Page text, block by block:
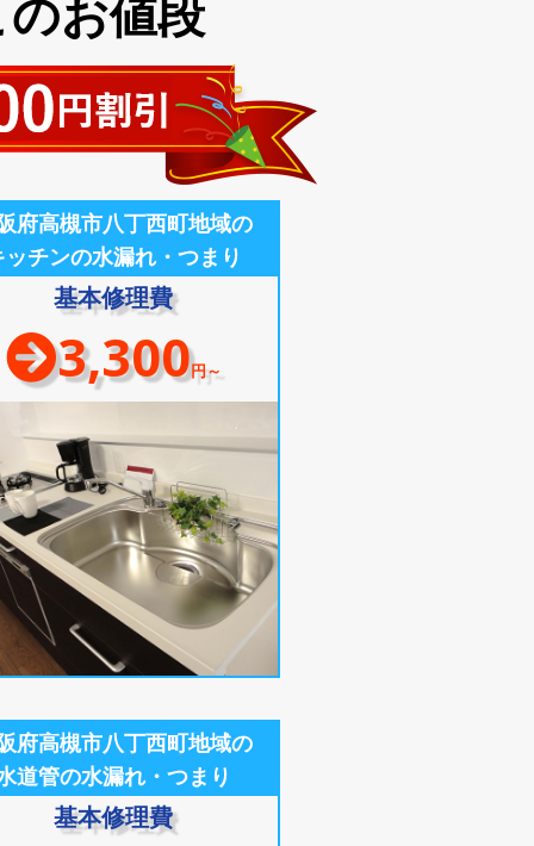
お値段
府高槻市八丁西町地域の
ッチンの水漏れ・つまり
基本修理費
3,300円～
府高槻市八丁西町地域の
道管の水漏れ・つまり
基本修理費